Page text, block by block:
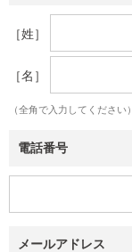
［姓］
［名］
（全角で入力してください）
電話番号
メールアドレス